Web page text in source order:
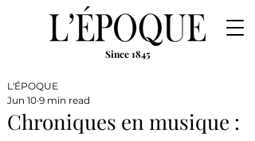
Since 1845
Chroniques en musique :
L'ÉPOQUE
Jun 10 9 min read